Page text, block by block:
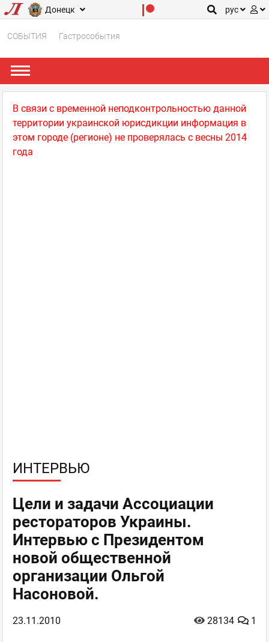
Донецк рус
СОБЫТИЯ Гастрособытия
В связи с временной неподконтрольностью данной
территории украинской юрисдикции информация в
этом городе (регионе) не проверялась с весны 2014
года
ИНТЕРВЬЮ
Цели и задачи Ассоциации
рестораторов Украины.
Интервью с Президентом
новой общественной
организации Ольгой
Насоновой.
23.11.2010 1
28134